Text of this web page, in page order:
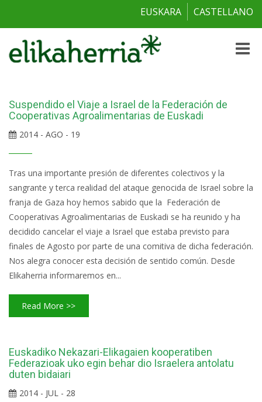
EUSKARA CASTELLANO
Toggle
Suspendido el Viaje a Israel de la Federación de
Cooperativas Agroalimentarias de Euskadi
2014 - AGO - 19
Tras una importante presión de diferentes colectivos y la
sangrante y terca realidad del ataque genocida de Israel sobre la
franja de Gaza hoy hemos sabido que la Federación de
Cooperativas Agroalimentarias de Euskadi se ha reunido y ha
decidido cancelar el viaje a Israel que estaba previsto para
finales de Agosto por parte de una comitiva de dicha federación.
Nos alegra conocer esta decisión de sentido común. Desde
Elikaherria informaremos en...
Read More >>
Euskadiko Nekazari-Elikagaien kooperatiben
Federazioak uko egin behar dio Israelera antolatu
duten bidaiari
2014 - JUL - 28